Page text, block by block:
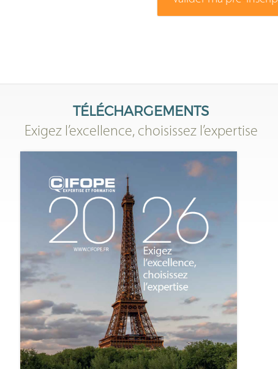
TÉLÉCHARGEMENTS
Exigez l’excellence, choisissez l’expertise